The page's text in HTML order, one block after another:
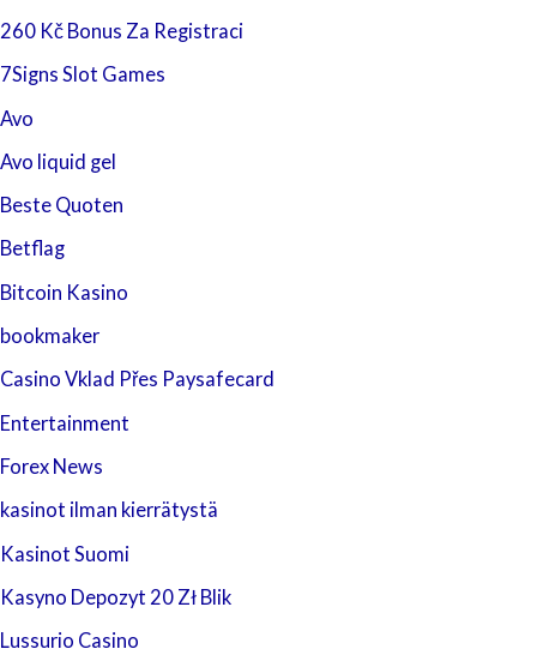
260 Kč Bonus Za Registraci
7Signs Slot Games
Avo
Avo liquid gel
Beste Quoten
Betflag
Bitcoin Kasino
bookmaker
Casino Vklad Přes Paysafecard
Entertainment
Forex News
kasinot ilman kierrätystä
Kasinot Suomi
Kasyno Depozyt 20 Zł Blik
Lussurio Casino